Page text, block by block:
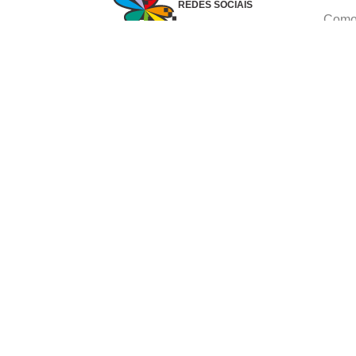
REDES SOCIAIS